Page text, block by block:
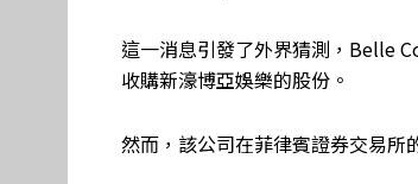
這一消息引發了外界猜測，Belle
收購新濠博亞娛樂的股份。
然而，該公司在菲律賓證券交易所